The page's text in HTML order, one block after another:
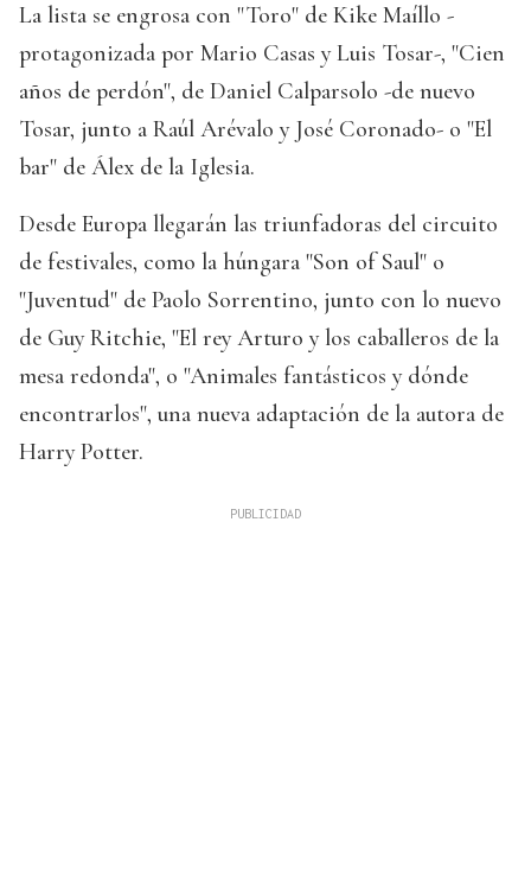
La lista se engrosa con "Toro" de Kike Maíllo -
protagonizada por Mario Casas y Luis Tosar-, "Cien
años de perdón", de Daniel Calparsolo -de nuevo
Tosar, junto a Raúl Arévalo y José Coronado- o "El
bar" de Álex de la Iglesia.
Desde Europa llegarán las triunfadoras del circuito
de festivales, como la húngara "Son of Saul" o
"Juventud" de Paolo Sorrentino, junto con lo nuevo
de Guy Ritchie, "El rey Arturo y los caballeros de la
mesa redonda", o "Animales fantásticos y dónde
encontrarlos", una nueva adaptación de la autora de
Harry Potter.